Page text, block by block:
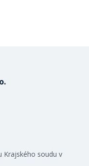
Krajského soudu v